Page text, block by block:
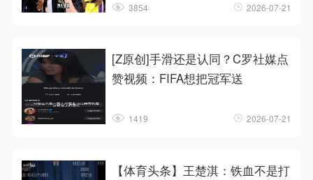
3854 2026-07-21
[Z原创]手滑还是认同？C罗社媒点
赞视频：FIFA想把冠军送
1419 2026-07-21
【体育头条】王楚淇：铁血不是打